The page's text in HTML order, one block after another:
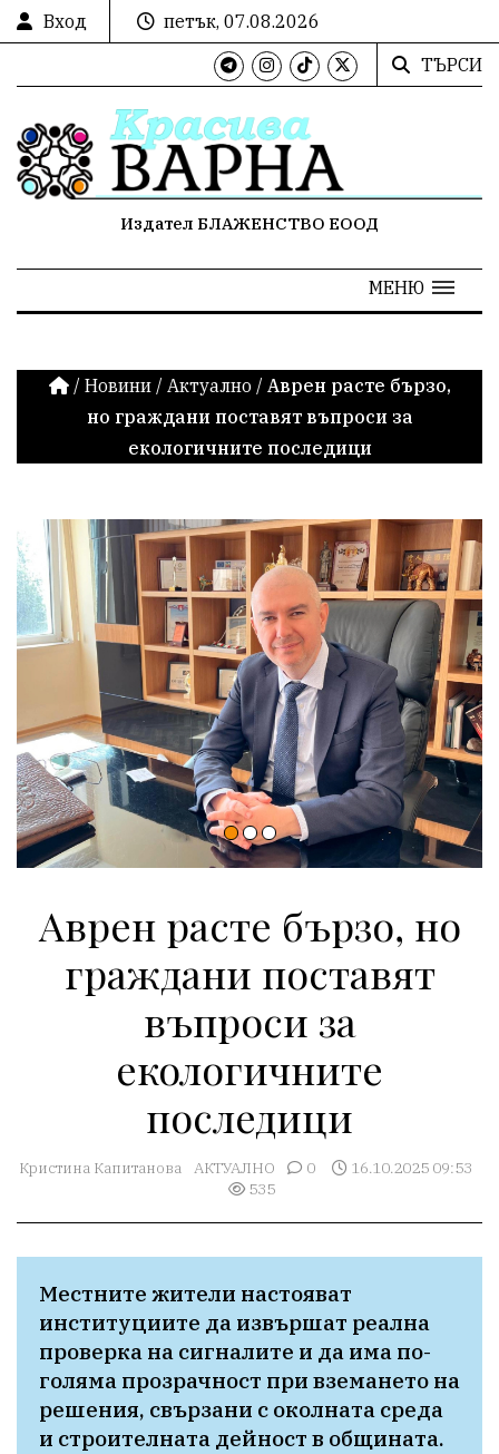
Вход
петък, 07.08.2026
ТЪРСИ
Издател БЛАЖЕНСТВО ЕООД
МЕНЮ
/ Новини / Актуално / Аврен расте бързо,
но граждани поставят въпроси за
екологичните последици
Аврен расте бързо, но
граждани поставят
въпроси за
екологичните
последици
Кристина Капитанова АКТУАЛНО 0
16.10.2025 09:53
535
Местните жители настояват
институциите да извършат реална
проверка на сигналите и да има по-
голяма прозрачност при вземането на
решения, свързани с околната среда
и строителната дейност в общината.